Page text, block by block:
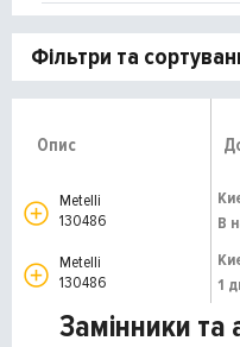
Фільтри та
Опис
Metelli
130486
В
Metelli
130486
1
Замінники та